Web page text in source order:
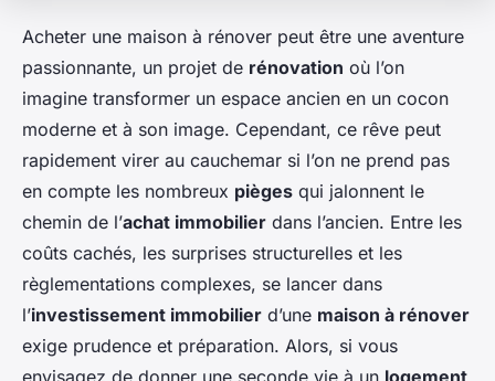
Acheter une maison à rénover peut être une aventure
passionnante, un projet de rénovation où l’on
imagine transformer un espace ancien en un cocon
moderne et à son image. Cependant, ce rêve peut
rapidement virer au cauchemar si l’on ne prend pas
en compte les nombreux pièges qui jalonnent le
chemin de l’achat immobilier dans l’ancien. Entre les
coûts cachés, les surprises structurelles et les
règlementations complexes, se lancer dans
l’investissement immobilier d’une maison à rénover
exige prudence et préparation. Alors, si vous
envisagez de donner une seconde vie à un logement